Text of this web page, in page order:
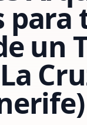
un